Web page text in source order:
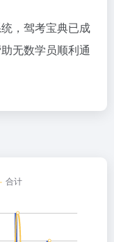
，驾考宝典已成
无数学员顺利通